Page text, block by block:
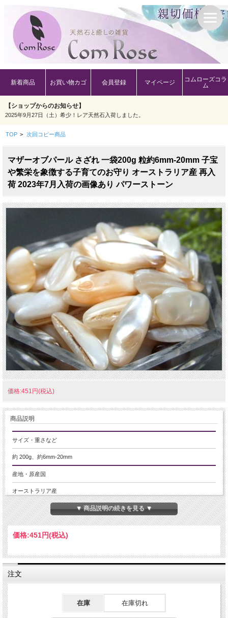
新着商品 お買い物カゴ 会員登録 マイページ
コムローズコラ
ム
【ショップからのお知らせ】
2025年9月27日（土）希少！レア天然石入荷しました。
TOP > 次回コピー商品
マザーオブパール さざれ 一袋200g 粒約6mm-20mm 子宝
や繁栄を象徴する子育てのお守り オーストラリア産 再入
荷 2023年7月入荷の画像あり パワーストーン
価格:451円(税込)
商品説明
サイズ・重さなど
約 200g、約6mm-20mm
産地・原産国
オーストラリア産
グレードなど
-
マザーオブパール
商品説明
つやつや光沢のマザーオブパールのさざれが数量限定入荷いたしました！
※最後の画像3枚が今回入荷の画像になります。前回よりも粒が丸々としてお
▼ 商品説明の続きを見る ▼
価格:451円(税込)
注文
在庫 在庫切れ